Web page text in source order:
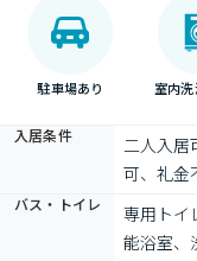
駐車場あり 室内
入居条件
二人入居
可、礼金
バス・トイレ
専用トイ
能浴室、